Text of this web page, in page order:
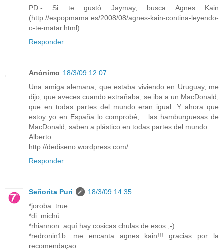
PD.- Si te gustó Jaymay, busca Agnes Kain
(http://espopmama.es/2008/08/agnes-kain-contina-leyendo-
o-te-matar.html)
Responder
Anónimo 18/3/09 12:07
Una amiga alemana, que estaba viviendo en Uruguay, me
dijo, que aveces cuando extrañaba, se iba a un MacDonald,
que en todas partes del mundo eran igual. Y ahora que
estoy yo en España lo comprobé,... las hamburguesas de
MacDonald, saben a plástico en todas partes del mundo.
Alberto
http://dediseno.wordpress.com/
Responder
Señorita Puri
18/3/09 14:35
*joroba: true
*di: michú
*rhiannon: aquí hay cosicas chulas de esos ;-)
*redronin1b: me encanta agnes kain!!! gracias por la
recomendaçao